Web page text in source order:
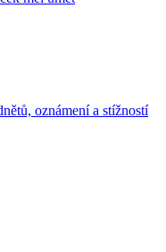
oznámení a stížností